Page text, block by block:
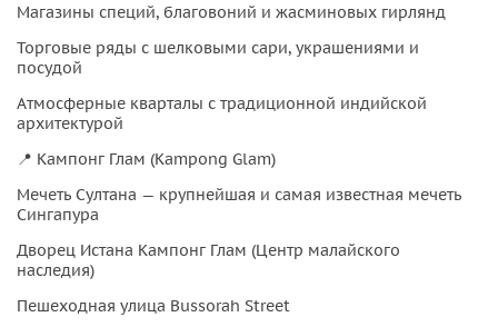
путь лежит в Кампонг Глам — мусульманский и арабский
квартал, выросший на месте старой рыбацкой деревни.
Здесь вы увидите: величественную Мечеть Султана с
золотым куполом бывший дворец малайской знати
Истана Кампонг Глам атмосферную пешеходную улицу
Bussorah Street Вы прогуляетесь среди старинных домов-
малайский чай Teh Tarik. 🏮 Китайский квартал — истоки
— район, где в начале XIX века селились первые
сочетание старого и нового: узкие улочки и исторические
Магазины специй, благовоний и жасминовых гирлянд
Торговые ряды с шелковыми сари, украшениями и
посудой
Атмосферные кварталы с традиционной индийской
архитектурой
📍 Кампонг Глам (Kampong Glam)
Мечеть Султана — крупнейшая и самая известная мечеть
Сингапура
Дворец Истана Кампонг Глам (Центр малайского
наследия)
Пешеходная улица Bussorah Street